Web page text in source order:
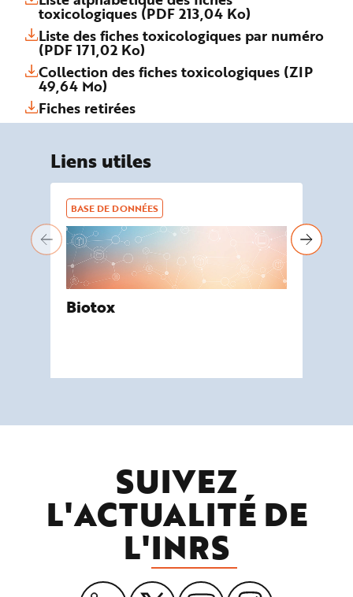
toxicologiques (PDF 213,04 Ko)
Liste des fiches toxicologiques par numéro
(PDF 171,02 Ko)
Collection des fiches toxicologiques (ZIP
49,64 Mo)
Fiches retirées
Liens utiles
BASE DE DONNÉES
Biotox
SUIVEZ
L'ACTUALITÉ DE
L'INRS